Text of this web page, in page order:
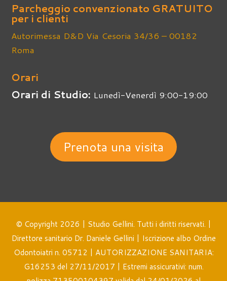
Parcheggio convenzionato GRATUITO
per i clienti
Autorimessa D&D Via Cesoria 34/36 – 00182
Roma
Orari
Orari di Studio: Lunedì-Venerdì 9:00-19:00
Prenota una visita
© Copyright 2026 | Studio Gellini. Tutti i diritti riservati. |
Direttore sanitario Dr. Daniele Gellini | Iscrizione albo Ordine
Odontoiatri n. 05712 | AUTORIZZAZIONE SANITARIA:
G16253 del 27/11/2017 | Estremi assicurativi: num.